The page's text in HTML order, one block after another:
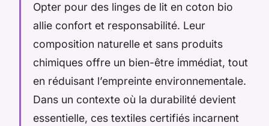
Opter pour des linges de lit en coton bio
allie confort et responsabilité. Leur
composition naturelle et sans produits
chimiques offre un bien-être immédiat, tout
en réduisant l’empreinte environnementale.
Dans un contexte où la durabilité devient
essentielle, ces textiles certifiés incarnent